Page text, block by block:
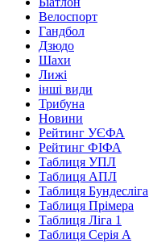
Велоспорт
Гандбол
Дзюдо
Шахи
Лижі
інші види
Трибуна
Новини
Рейтинг УЄФА
Рейтинг ФІФА
Таблиця УПЛ
Таблиця АПЛ
Таблиця Бундесліга
Таблиця Прімера
Таблиця Ліга 1
Таблиця Серія А